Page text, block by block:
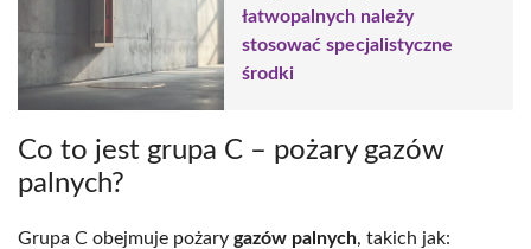
łatwopalnych należy
stosować specjalistyczne
środki
Co to jest grupa C – pożary gazów
palnych?
Grupa C obejmuje pożary gazów palnych, takich jak: